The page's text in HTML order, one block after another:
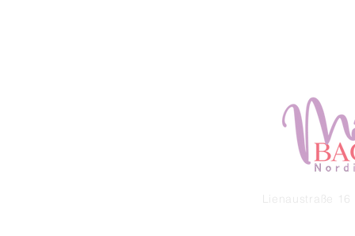
Lienaustraße